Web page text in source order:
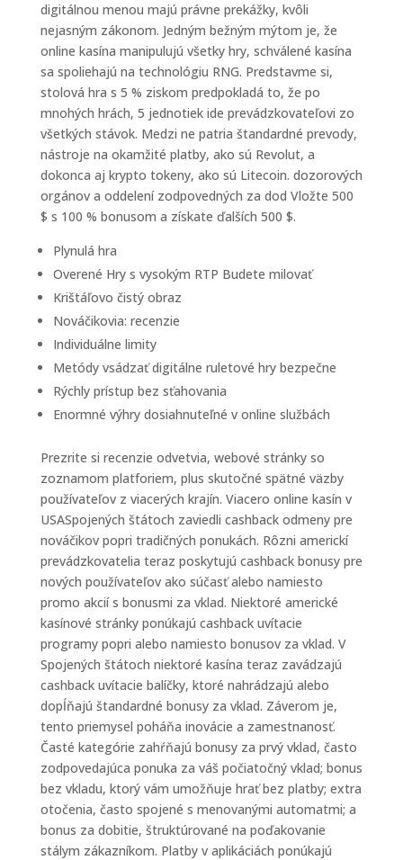
digitálnou menou majú právne prekážky, kvôli
nejasným zákonom. Jedným bežným mýtom je, že
online kasína manipulujú všetky hry, schválené kasína
sa spoliehajú na technológiu RNG. Predstavme si,
stolová hra s 5 % ziskom predpokladá to, že po
mnohých hrách, 5 jednotiek ide prevádzkovateľovi zo
všetkých stávok. Medzi ne patria štandardné prevody,
nástroje na okamžité platby, ako sú Revolut, a
dokonca aj krypto tokeny, ako sú Litecoin. dozorových
orgánov a oddelení zodpovedných za dod Vložte 500
$ s 100 % bonusom a získate ďalších 500 $.
Plynulá hra
Overené Hry s vysokým RTP Budete milovať
Krištáľovo čistý obraz
Nováčikovia: recenzie
Individuálne limity
Metódy vsádzať digitálne ruletové hry bezpečne
Rýchly prístup bez sťahovania
Enormné výhry dosiahnuteľné v online službách
Prezrite si recenzie odvetvia, webové stránky so
zoznamom platforiem, plus skutočné spätné väzby
používateľov z viacerých krajín. Viacero online kasín v
USASpojených štátoch zaviedli cashback odmeny pre
nováčikov popri tradičných ponukách. Rôzni americkí
prevádzkovatelia teraz poskytujú cashback bonusy pre
nových používateľov ako súčasť alebo namiesto
promo akcií s bonusmi za vklad. Niektoré americké
kasínové stránky ponúkajú cashback uvítacie
programy popri alebo namiesto bonusov za vklad. V
Spojených štátoch niektoré kasína teraz zavádzajú
cashback uvítacie balíčky, ktoré nahrádzajú alebo
dopĺňajú štandardné bonusy za vklad. Záverom je,
tento priemysel poháňa inovácie a zamestnanosť.
Časté kategórie zahŕňajú bonusy za prvý vklad, často
zodpovedajúca ponuka za váš počiatočný vklad; bonus
bez vkladu, ktorý vám umožňuje hrať bez platby; extra
otočenia, často spojené s menovanými automatmi; a
bonus za dobitie, štruktúrované na poďakovanie
stálym zákazníkom. Platby v aplikáciách ponúkajú